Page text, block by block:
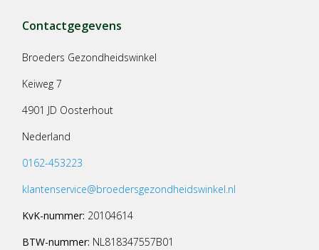
Contactgegevens
Broeders Gezondheidswinkel
Keiweg 7
4901 JD Oosterhout
Nederland
0162-453223
klantenservice@broedersgezondheidswinkel.nl
KvK-nummer: 20104614
BTW-nummer: NL818347557B01